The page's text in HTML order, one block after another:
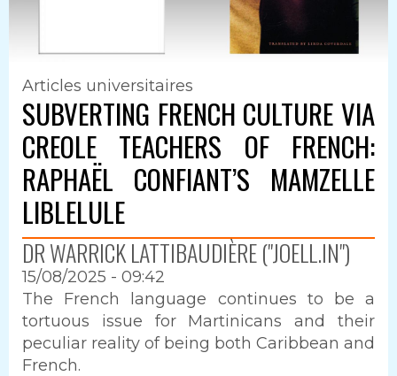
Articles universitaires
SUBVERTING FRENCH CULTURE VIA
CREOLE TEACHERS OF FRENCH:
RAPHAËL CONFIANT’S MAMZELLE
LIBLELULE
DR WARRICK LATTIBAUDIÈRE ("JOELL.IN")
15/08/2025 - 09:42
Intro
The French language continues to be a
tortuous issue for Martinicans and their
peculiar reality of being both Caribbean and
French.